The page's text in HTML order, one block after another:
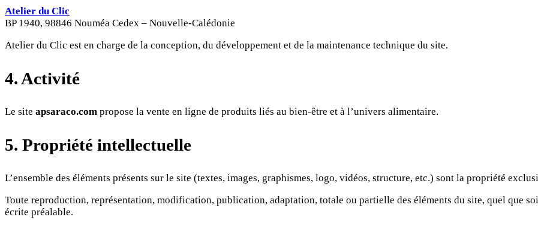
Atelier du Clic
BP 1940, 98846 Nouméa Cedex – Nouvelle-Calédonie
Atelier du Clic est en charge de la conception, du développement et de la maintenance technique du site.
4. Activité
Le site apsaraco.com propose la vente en ligne de produits liés au bien-être et à l’univers alimentaire.
5. Propriété intellectuelle
L’ensemble des éléments présents sur le site (textes, images, graphismes, logo, vidéos, structure, etc.) sont la propriété
Toute reproduction, représentation, modification, publication, adaptation, totale ou partielle des éléments du site, quel que
écrite préalable.